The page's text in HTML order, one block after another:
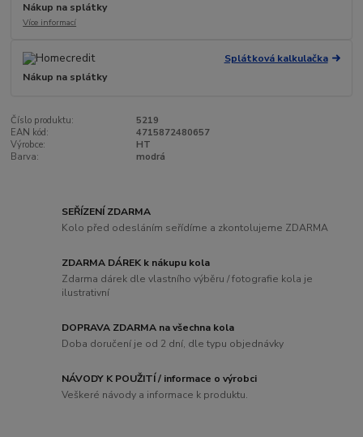
Nákup na splátky
Více informací
Splátková kalkulačka
Nákup na splátky
Číslo produktu:
5219
EAN kód:
4715872480657
Výrobce:
HT
Barva:
modrá
SEŘÍZENÍ ZDARMA
Kolo před odesláním seřídíme a zkontolujeme ZDARMA
ZDARMA DÁREK k nákupu kola
Zdarma dárek dle vlastního výběru / fotografie kola je
ilustrativní
DOPRAVA ZDARMA na všechna kola
Doba doručení je od 2 dní, dle typu objednávky
NÁVODY K POUŽITÍ / informace o výrobci
Veškeré návody a informace k produktu.